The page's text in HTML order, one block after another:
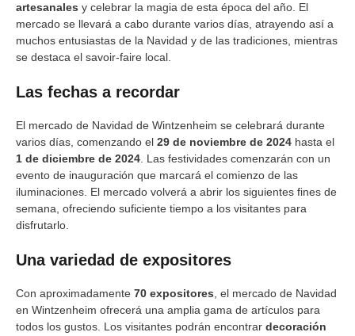
artesanales y celebrar la magia de esta época del año. El
mercado se llevará a cabo durante varios días, atrayendo así a
muchos entusiastas de la Navidad y de las tradiciones, mientras
se destaca el savoir-faire local.
Las fechas a recordar
El mercado de Navidad de Wintzenheim se celebrará durante
varios días, comenzando el 29 de noviembre de 2024 hasta el
1 de diciembre de 2024. Las festividades comenzarán con un
evento de inauguración que marcará el comienzo de las
iluminaciones. El mercado volverá a abrir los siguientes fines de
semana, ofreciendo suficiente tiempo a los visitantes para
disfrutarlo.
Una variedad de expositores
Con aproximadamente 70 expositores, el mercado de Navidad
en Wintzenheim ofrecerá una amplia gama de artículos para
todos los gustos. Los visitantes podrán encontrar decoración